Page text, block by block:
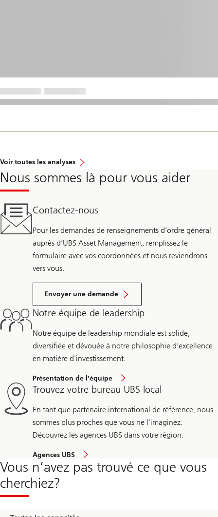
Voir toutes les analyses
Nous sommes là pour vous aider
Contactez-nous
Pour les demandes de renseignements d’ordre général
auprès d’UBS Asset Management, remplissez le
formulaire avec vos coordonnées et nous reviendrons
vers vous.
Envoyer une demande
Notre équipe de leadership
Notre équipe de leadership mondiale est solide,
diversifiée et dévouée à notre philosophie d’excellence
en matière d’investissement.
Présentation de l’équipe
Trouvez votre bureau UBS local
En tant que partenaire international de référence, nous
sommes plus proches que vous ne l’imaginez.
Découvrez les agences UBS dans votre région.
Agences UBS
Vous n’avez pas trouvé ce que vous
cherchiez?